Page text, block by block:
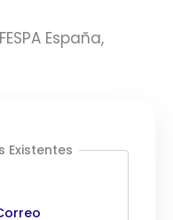
España,
Existentes